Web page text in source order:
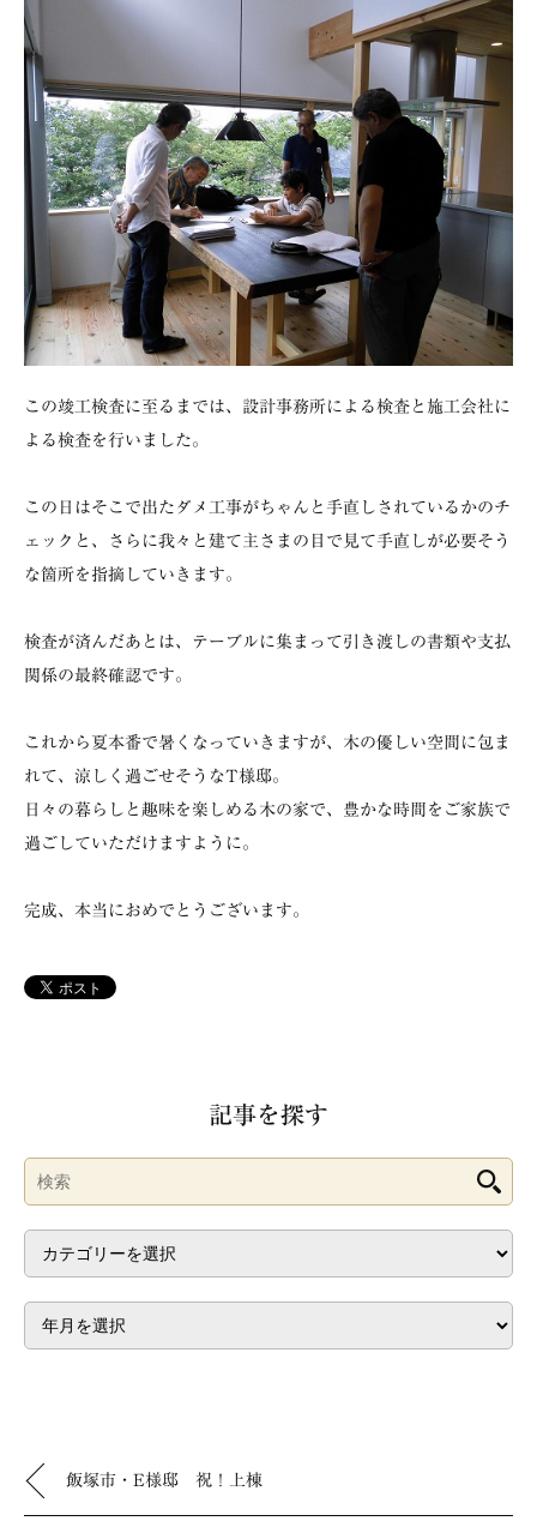
この竣工検査に至るまでは、設計事務所による検査と施工会社に
よる検査を行いました。
この日はそこで出たダメ工事がちゃんと手直しされているかのチ
ェックと、さらに我々と建て主さまの目で見て手直しが必要そう
な箇所を指摘していきます。
検査が済んだあとは、テーブルに集まって引き渡しの書類や支払
関係の最終確認です。
これから夏本番で暑くなっていきますが、木の優しい空間に包ま
れて、涼しく過ごせそうなT様邸。
日々の暮らしと趣味を楽しめる木の家で、豊かな時間をご家族で
過ごしていただけますように。
完成、本当におめでとうございます。
記事を探す
飯塚市・E様邸 祝！上棟